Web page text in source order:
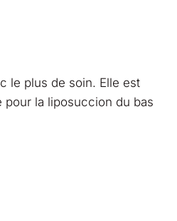
le plus de soin. Elle est
la liposuccion du bas